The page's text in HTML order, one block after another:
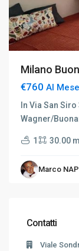
Milano
€760 Al Mese
In Via San
Wagner/
1 30.00 m
Marco
Contatti
Viale